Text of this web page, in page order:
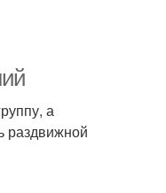
а
раздвижной